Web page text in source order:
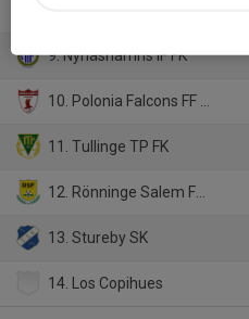
9. Nynäshamns IF FK
10. Polonia Falcons FF Veteran
11. Tullinge TP FK
12. Rönninge Salem Fotboll 1
13. Stureby SK
14. Los Copihues